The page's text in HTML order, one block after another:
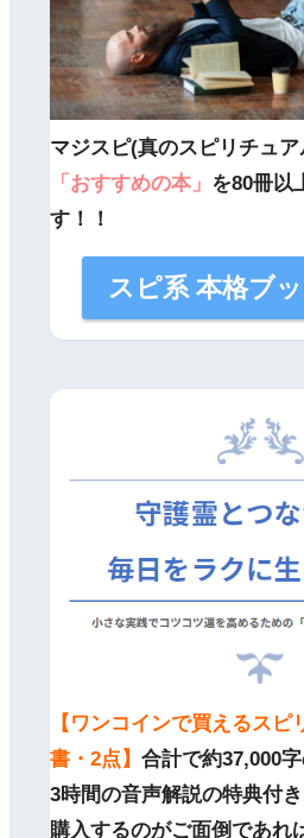
マジスピ(真のスピリチュ
「おすすめの本」 を80冊以
す！！
スピ系 本格ブ
【ワンコインで買えるスピ
書・2点】 合計で約37,000
3時間の音声解説の特典付
購入するのがご面倒であれ